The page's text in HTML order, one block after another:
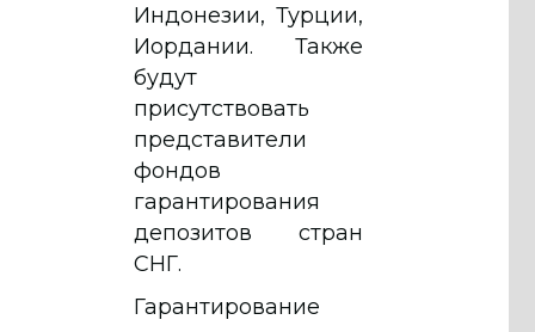
Индонезии, Турции,
Иордании. Также
будут
присутствовать
представители
фондов
гарантирования
депозитов стран
СНГ.
Гарантирование